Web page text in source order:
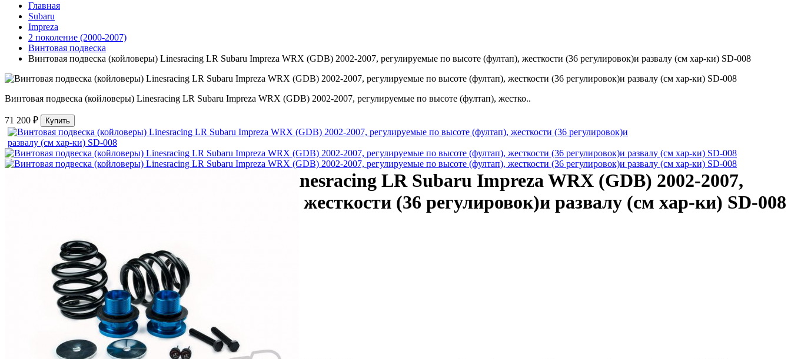
Главная
Subaru
Impreza
2 поколение (2000-2007)
Винтовая подвеска
Винтовая подвеска (койловеры) Linesracing LR Subaru Impreza WRX (GDB) 2002-2007, регулируемые по высоте (фултап), жесткости (36 регулировок)и развалу (см хар-ки) SD-008
Винтовая подвеска (койловеры) Linesracing LR Subaru Impreza WRX (GDB) 2002-2007, регулируемые по высоте (фултап), жестко..
71 200 ₽ Купить
Винтовая подвеска (койловеры) Linesracing LR Subaru Impreza WRX (GDB) 2002-2007,
регулируемые по высоте (фултап), жесткости (36 регулировок)и развалу (см хар-ки) SD-008
LR
sd-008
71 200 ₽
Купить
Купить в 1 клик
В сравнение